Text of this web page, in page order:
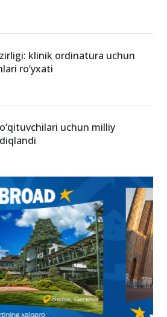
klinik ordinatura uchun
ro‘yxati
uchun milliy